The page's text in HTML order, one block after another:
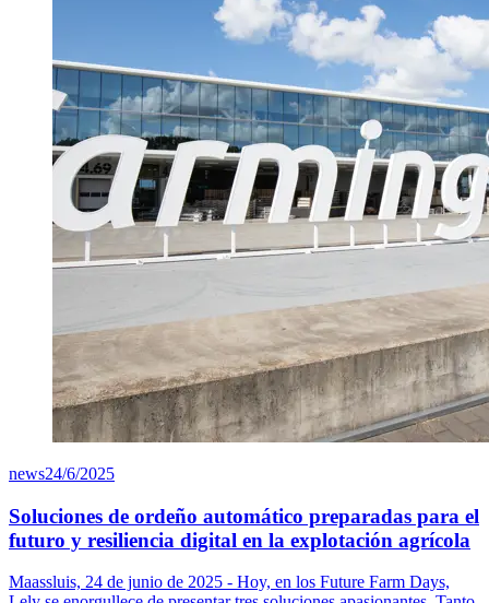
news24/6/2025
Soluciones de ordeño automático preparadas para el
futuro y resiliencia digital en la explotación agrícola
Maassluis, 24 de junio de 2025 - Hoy, en los Future Farm Days,